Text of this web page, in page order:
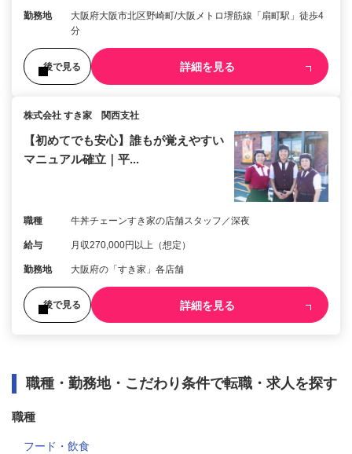
勤務地
大阪府大阪市北区野崎町/大阪メトロ堺筋線「扇町駅」徒歩4
分
後で見る 詳細を見る
株式会社 すき家 関西支社
【初めてでも安心】誰もが覚えやすい
マニュアル確立｜平...
職種 牛丼チェーンすき家の店舗スタッフ／深夜
給与 月収270,000円以上（想定）
勤務地 大阪府の「すき家」各店舗
後で見る 詳細を見る
職種・勤務地・こだわり条件で転職・求人を探す
職種
フード・飲食